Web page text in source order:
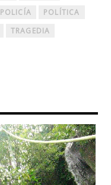
POLICÍA
POLÍTICA
TRAGEDIA